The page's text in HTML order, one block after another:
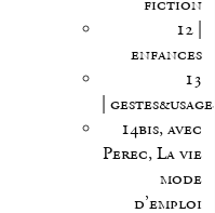
fiction
12 |
enfances
13
| gestes&usages
14bis, avec
Perec, La vie
mode
d’emploi